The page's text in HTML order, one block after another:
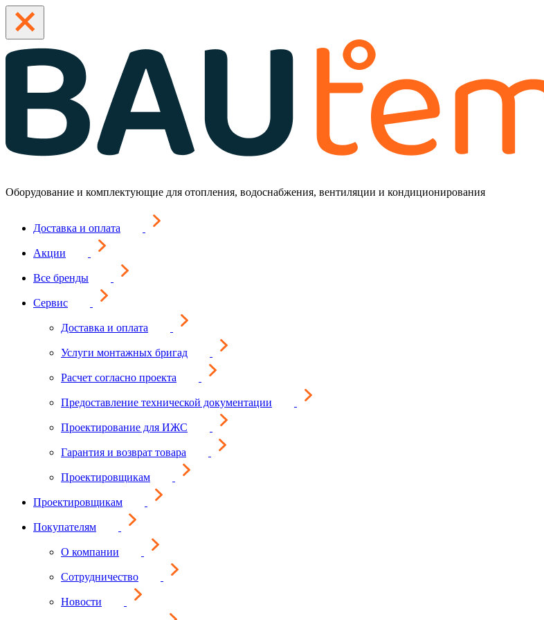
Оборудование и комплектующие для отопления, водоснабжения, вентиляции и кондиционирования
Доставка и оплата
Акции
Все бренды
Сервис
Доставка и оплата
Услуги монтажных бригад
Расчет согласно проекта
Предоставление технической документации
Проектирование для ИЖС
Гарантия и возврат товара
Проектировщикам
Проектировщикам
Покупателям
О компании
Сотрудничество
Новости